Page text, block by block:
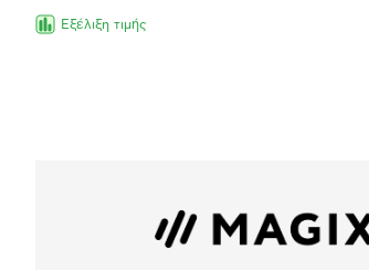
Εξέλιξη τιμής